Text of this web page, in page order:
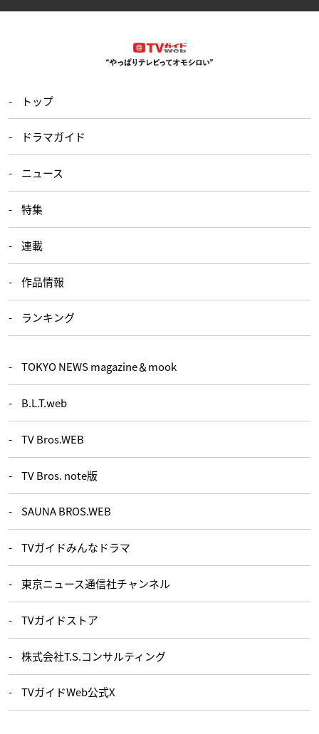
トップ
ドラマガイド
ニュース
特集
連載
作品情報
ランキング
TOKYO NEWS magazine＆mook
B.L.T.web
TV Bros.WEB
TV Bros. note版
SAUNA BROS.WEB
TVガイドみんなドラマ
東京ニュース通信社チャンネル
TVガイドストア
株式会社T.S.コンサルティング
TVガイドWeb公式X